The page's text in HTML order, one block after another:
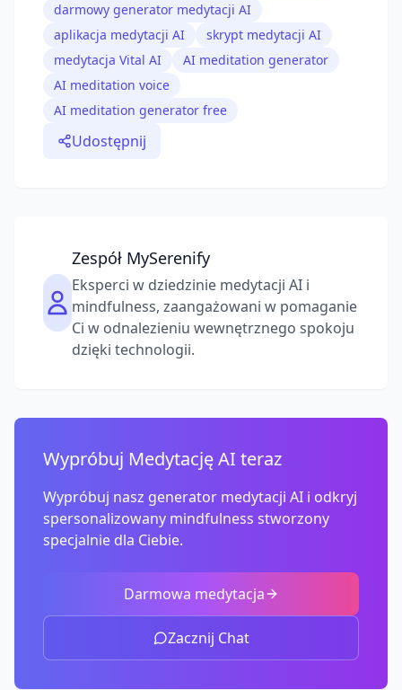
darmowy generator medytacji AI
aplikacja medytacji AI
skrypt medytacji AI
medytacja Vital AI
AI meditation generator
AI meditation voice
AI meditation generator free
Udostępnij
Zespół MySerenify
Eksperci w dziedzinie medytacji AI i
mindfulness, zaangażowani w pomaganie
Ci w odnalezieniu wewnętrznego spokoju
dzięki technologii.
Wypróbuj Medytację AI teraz
Wypróbuj nasz generator medytacji AI i odkryj
spersonalizowany mindfulness stworzony
specjalnie dla Ciebie.
Darmowa medytacja
Zacznij Chat